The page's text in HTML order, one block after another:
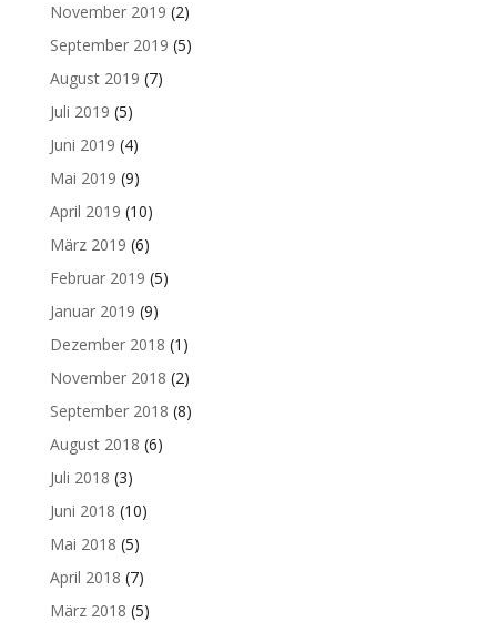
November 2019 (2)
September 2019 (5)
August 2019 (7)
Juli 2019 (5)
Juni 2019 (4)
Mai 2019 (9)
April 2019 (10)
März 2019 (6)
Februar 2019 (5)
Januar 2019 (9)
Dezember 2018 (1)
November 2018 (2)
September 2018 (8)
August 2018 (6)
Juli 2018 (3)
Juni 2018 (10)
Mai 2018 (5)
April 2018 (7)
März 2018 (5)